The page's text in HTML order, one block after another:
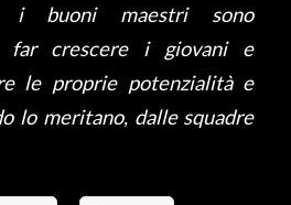
i buoni maestri sono
far crescere i giovani e
le proprie potenzialità e
lo meritano, dalle squadre